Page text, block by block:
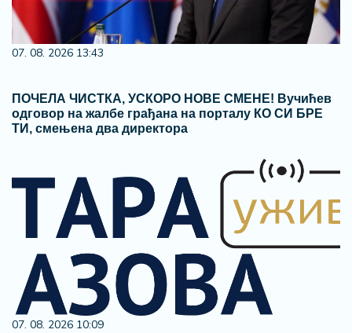
07. 08. 2026 13:43
ПОЧЕЛА ЧИСТКА, УСКОРО НОВЕ СМЕНЕ! Вучићев
одговор на жалбе грађана на порталу КО СИ БРЕ
ТИ, смењена два директора
07. 08. 2026 10:09